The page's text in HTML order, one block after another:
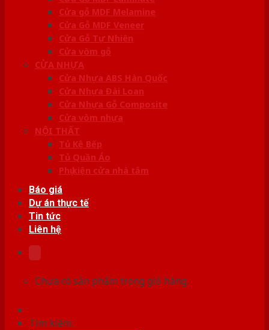
Cửa gỗ MDF Melamine
Cửa Gỗ MDF Veneer
Cửa Gỗ Tự Nhiên
Cửa vòm gỗ
CỬA NHỰA
Cửa Nhựa ABS Hàn Quốc
Cửa Nhựa Đài Loan
Cửa Nhựa Gỗ Composite
Cửa vòm nhựa
NỘI THẤT
Tủ Kệ Bếp
Tủ Quần Áo
Phụ kiện cửa nhà tắm
Báo giá
Dự án thực tế
Tin tức
Liên hệ
Chưa có sản phẩm trong giỏ hàng.
Tìm kiếm: